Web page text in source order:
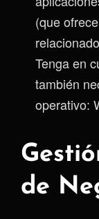
(que
Tenga en
también
operativo:
de